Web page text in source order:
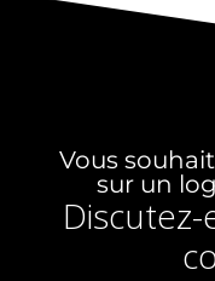
Vous
sur un